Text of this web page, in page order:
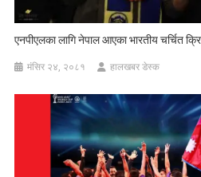
एनपीएलका लागि नेपाल आएका भारतीय चर्चित
मंसिर २४, २०८१ हालखबर डेस्क